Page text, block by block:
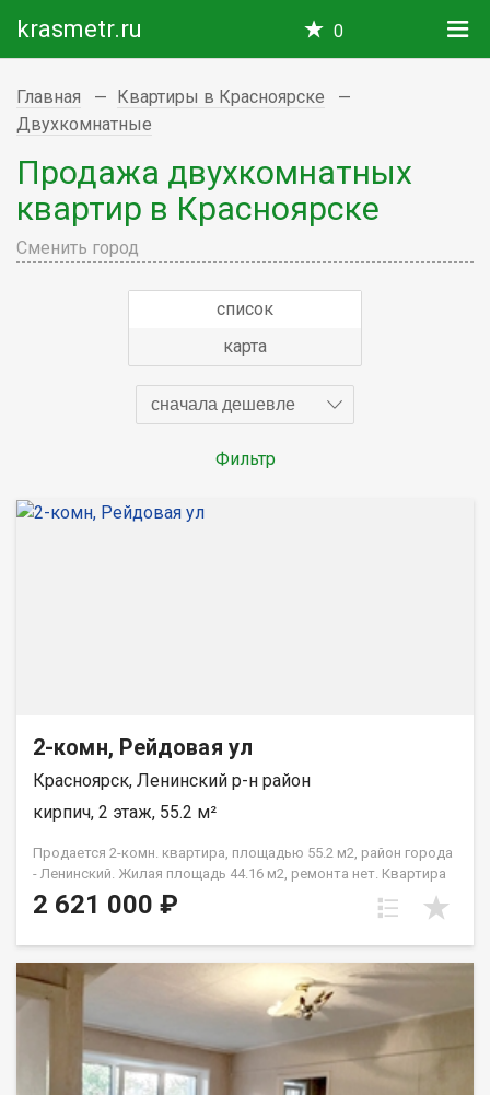
krasmetr.ru 0
Главная
Квартиры в Красноярске
Двухкомнатные
Продажа двухкомнатных
квартир в Красноярске
Сменить город
список
карта
сначала дешевле
Фильтр
2-комн, Рейдовая ул
Красноярск, Ленинский р-н район
кирпич, 2 этаж, 55.2 м²
Продается 2-комн. квартира, площадью 55.2 м2, район города
- Ленинский. Жилая площадь 44.16 м2, ремонта нет. Квартира
располагается на 2 этаже 3-этажного кирпичного дома 1984
года постройки. Отдел продаж
2 621 000 ₽